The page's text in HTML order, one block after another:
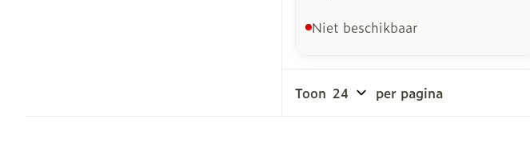
Niet beschikbaar
Toon per pagina